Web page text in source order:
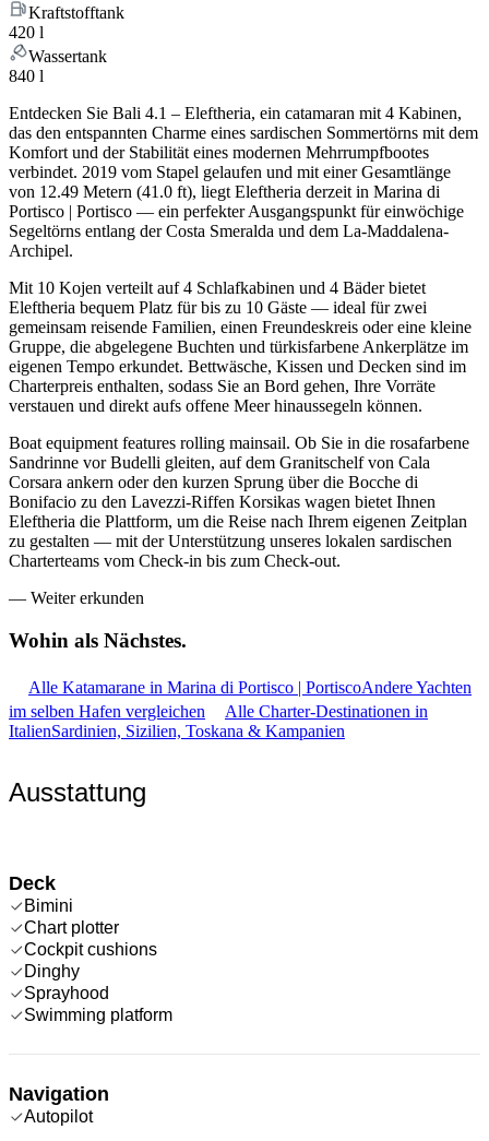
Kraftstofftank
420 l
Wassertank
840 l
Entdecken Sie Bali 4.1 – Eleftheria, ein catamaran mit 4 Kabinen,
das den entspannten Charme eines sardischen Sommertörns mit dem
Komfort und der Stabilität eines modernen Mehrrumpfbootes
verbindet. 2019 vom Stapel gelaufen und mit einer Gesamtlänge
von 12.49 Metern (41.0 ft), liegt Eleftheria derzeit in Marina di
Portisco | Portisco — ein perfekter Ausgangspunkt für einwöchige
Segeltörns entlang der Costa Smeralda und dem La-Maddalena-
Archipel.
Mit 10 Kojen verteilt auf 4 Schlafkabinen und 4 Bäder bietet
Eleftheria bequem Platz für bis zu 10 Gäste — ideal für zwei
gemeinsam reisende Familien, einen Freundeskreis oder eine kleine
Gruppe, die abgelegene Buchten und türkisfarbene Ankerplätze im
eigenen Tempo erkundet. Bettwäsche, Kissen und Decken sind im
Charterpreis enthalten, sodass Sie an Bord gehen, Ihre Vorräte
verstauen und direkt aufs offene Meer hinaussegeln können.
Boat equipment features rolling mainsail. Ob Sie in die rosafarbene
Sandrinne vor Budelli gleiten, auf dem Granitschelf von Cala
Corsara ankern oder den kurzen Sprung über die Bocche di
Bonifacio zu den Lavezzi-Riffen Korsikas wagen bietet Ihnen
Eleftheria die Plattform, um die Reise nach Ihrem eigenen Zeitplan
zu gestalten — mit der Unterstützung unseres lokalen sardischen
Charterteams vom Check-in bis zum Check-out.
— Weiter erkunden
Wohin als Nächstes.
Alle Katamarane in Marina di Portisco | PortiscoAndere Yachten
im selben Hafen vergleichen
Alle Charter-Destinationen in
ItalienSardinien, Sizilien, Toskana & Kampanien
Ausstattung
Deck
Bimini
Chart plotter
Cockpit cushions
Dinghy
Sprayhood
Swimming platform
Navigation
Autopilot